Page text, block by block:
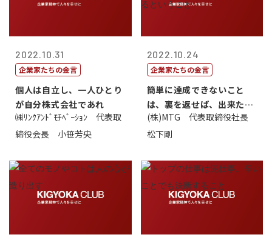
2022.10.31
企業家たちの金言
個人は自立し、一人ひとり
が自分株式会社であれ
㈱ﾘﾝｸｱﾝﾄﾞﾓﾁﾍﾞｰｼｮﾝ 代表取
締役会長 小笹芳央
2022.10.24
企業家たちの金言
簡単に達成できないこと
は、裏を返せば、出来たら
価値があるとい...
(株)MTG 代表取締役社長
松下剛